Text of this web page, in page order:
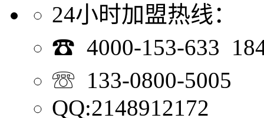
24小时加盟热线：
☎ 4000-153-633
☏ 133-0800-5005
QQ:2148912172